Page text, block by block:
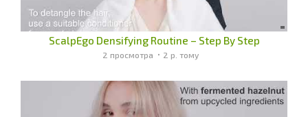
ScalpEgo Densifying Routine – Step By Step
2 просмотра 2 р. тому